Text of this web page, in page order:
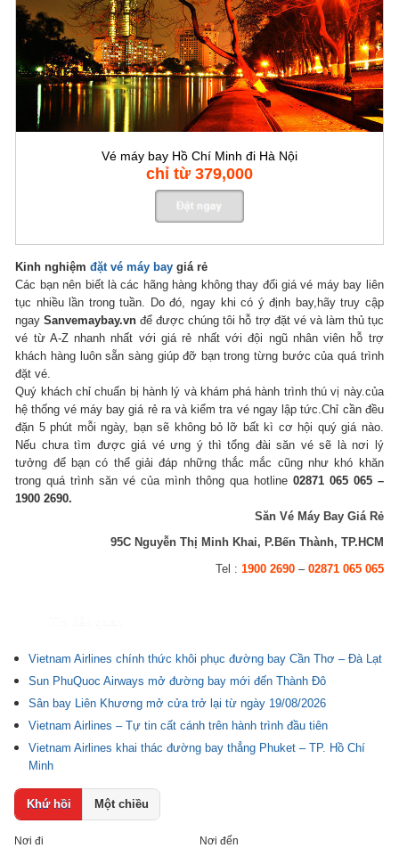
Vé máy bay Hồ Chí Minh đi Hà Nội
chỉ từ 379,000
Kinh nghiệmđặt vé máy bay giá rẻ
Các bạn nên biết là các hãng hàng không thay đổi giá vé máy bay liên
tục nhiều lần trong tuần. Do đó, ngay khi có ý định bay,hãy truy cập
ngaySanvemaybay.vn để được chúng tôi hỗ trợ đặt vé và làm thủ tục
vé từ A-Z nhanh nhất với giá rẻ nhất với đội ngũ nhân viên hỗ trợ
khách hàng luôn sẵn sàng giúp đỡ bạn trong từng bước của quá trình
đặt vé.
Quý khách chỉ chuẩn bị hành lý và khám phá hành trình thú vị này.của
hệ thống vé máy bay giá rẻ ra và kiểm tra vé ngay lập tức.Chỉ cần đều
đặn 5 phút mỗi ngày, bạn sẽ không bỏ lỡ bất kì cơ hội quý giá nào.
Nếu chưa tìm được giá vé ưng ý thì tổng đài săn vé sẽ là nơi lý
tưởng để bạn có thể giải đáp những thắc mắc cũng như khó khăn
trong quá trình săn vé của mình thông qua hotline02871 065 065 –
1900 2690.
Săn Vé Máy Bay Giá Rẻ
95C Nguyễn Thị Minh Khai, P.Bến Thành, TP.HCM
Tel : 1900 2690– 02871 065 065
Vietnam Airlines chính thức khôi phục đường bay Cần Thơ – Đà Lạt
Sun PhuQuoc Airways mở đường bay mới đến Thành Đô
Sân bay Liên Khương mở cửa trở lại từ ngày 19/08/2026
Vietnam Airlines – Tự tin cất cánh trên hành trình đầu tiên
Vietnam Airlines khai thác đường bay thẳng Phuket – TP. Hồ Chí
Minh
Khứ hồi Một chiều
Nơi đi Nơi đến